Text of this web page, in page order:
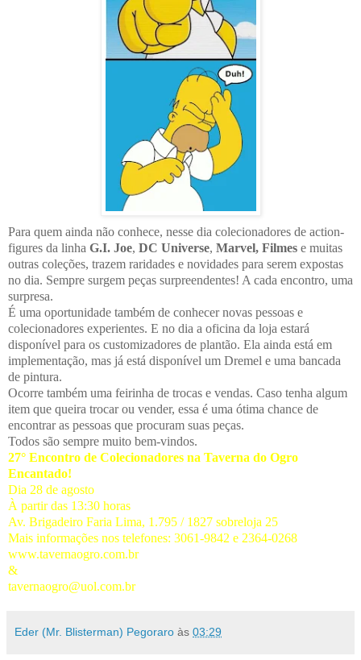
Para quem ainda não conhece, nesse dia colecionadores de action-
figures da linha G.I. Joe, DC Universe, Marvel, Filmes e muitas
outras coleções, trazem raridades e novidades para serem expostas
no dia. Sempre surgem peças surpreendentes! A cada encontro, uma
surpresa.
É uma oportunidade também de conhecer novas pessoas e
colecionadores experientes. E no dia a oficina da loja estará
disponível para os customizadores de plantão. Ela ainda está em
implementação, mas já está disponível um Dremel e uma bancada
de pintura.
Ocorre também uma feirinha de trocas e vendas. Caso tenha algum
item que queira trocar ou vender, essa é uma ótima chance de
encontrar as pessoas que procuram suas peças.
Todos são sempre muito bem-vindos.
27° Encontro de Colecionadores na Taverna do Ogro
Encantado!
Dia 28 de agosto
À partir das 13:30 horas
Av. Brigadeiro Faria Lima, 1.795 / 1827 sobreloja 25
Mais informações nos telefones: 3061-9842 e 2364-0268
www.tavernaogro.com.br
&
tavernaogro@uol.com.br
Eder (Mr. Blisterman) Pegoraro às 03:29